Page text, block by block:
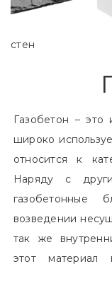
Газобетон – это
широко
относится к
Наряду с
газобетонные блоки часто используются при
возведении
так же
этот материал